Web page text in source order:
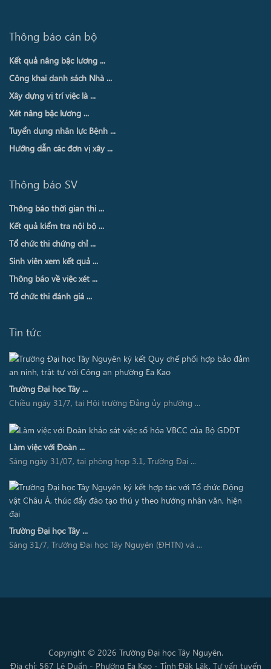
Thông báo cán bộ
Kết quả nâng bậc lương ...
Công khai danh sách Nhà ...
Xây dựng vị trí việc là ...
Xét nâng bậc lương ...
Tuyển dụng nhân lực Bệnh ...
Hướng dẫn các đơn vị xây ...
Thông báo SV
Thông báo thời gian thi ...
Kết quả kiểm tra nội bộ ...
Tổ chức thi chứng chỉ ...
Sinh viên xem kết quả ...
Thông báo về việc xét ...
Tổ chức thi đánh giá ...
Tin tức
Trường Đại học Tây ...
Chiều ngày 31/7, tại Hội trường Đảng ủy phường ...
Làm việc với Đoàn ...
Sáng ngày 31/07, tại phòng họp 3.1, Trường Đại ...
Trường Đại học Tây ...
Sáng 31/7, Trường Đại học Tây Nguyên (ĐHTN) và ...
Copyright © 2026 Trường Đại học Tây Nguyên.
Địa chỉ: 567 Lê Duẩn - Phường Ea Kao - Tỉnh Đăk Lăk. Tư vấn tuyển